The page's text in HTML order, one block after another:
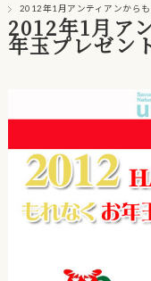
2012年1月アンティアンから
2012年1月ア
年玉プレゼン